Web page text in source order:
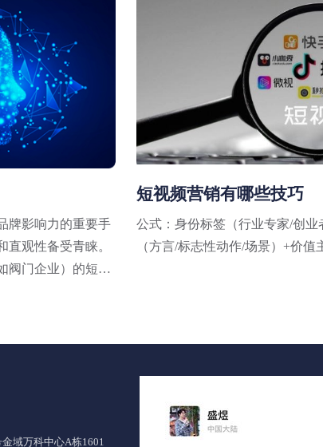
牌影响力的重要手
观性备受青睐。
阀门企业）的短视
短视频营销有哪些技巧
公式：身份标签（行业专家/创业
（方言/标志性动作/场景）+价值
域万科中心A栋1601